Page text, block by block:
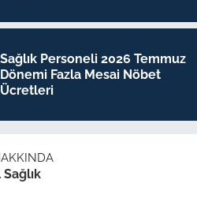
Sağlık Personeli 2026 Temmuz
Dönemi Fazla Mesai Nöbet
Ücretleri